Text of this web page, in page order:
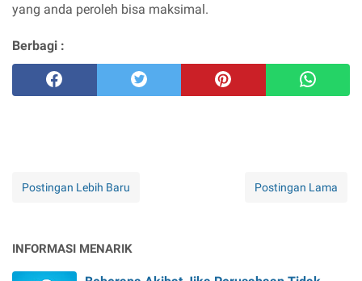
yang anda peroleh bisa maksimal.
Berbagi :
Postingan Lebih Baru Postingan Lama
INFORMASI MENARIK